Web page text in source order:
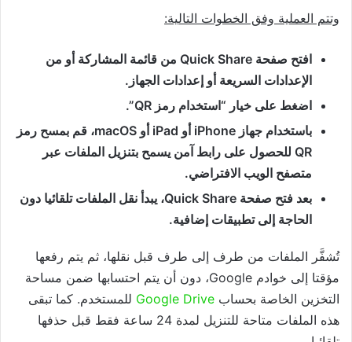
وتتم العملية وفق الخطوات التالية:
افتح صفحة Quick Share من قائمة المشاركة أو من
الإعدادات السريعة أو إعدادات الجهاز.
اضغط على خيار “استخدام رمز QR”.
باستخدام جهاز iPhone أو iPad أو macOS، قم بمسح رمز
QR للحصول على رابط آمن يسمح بتنزيل الملفات عبر
متصفح الويب الافتراضي.
بعد فتح صفحة Quick Share، يبدأ نقل الملفات تلقائيا دون
الحاجة إلى تطبيقات إضافية.
تُشفَّر الملفات من طرف إلى طرف قبل نقلها، ثم يتم رفعها
مؤقتا إلى خوادم Google، دون أن يتم احتسابها ضمن مساحة
التخزين الخاصة بحساب
Google Drive
للمستخدم. كما تبقى
هذه الملفات متاحة للتنزيل لمدة 24 ساعة فقط قبل حذفها